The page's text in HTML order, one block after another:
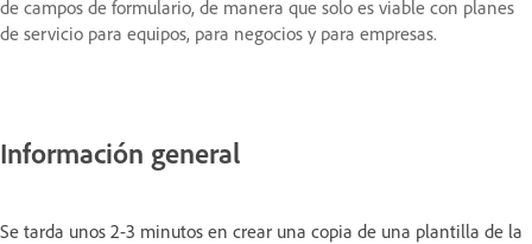
de campos de formulario, de manera que solo es viable con planes
de servicio para equipos, para negocios y para empresas.
Información general
Se tarda unos 2-3 minutos en crear una copia de una plantilla de la